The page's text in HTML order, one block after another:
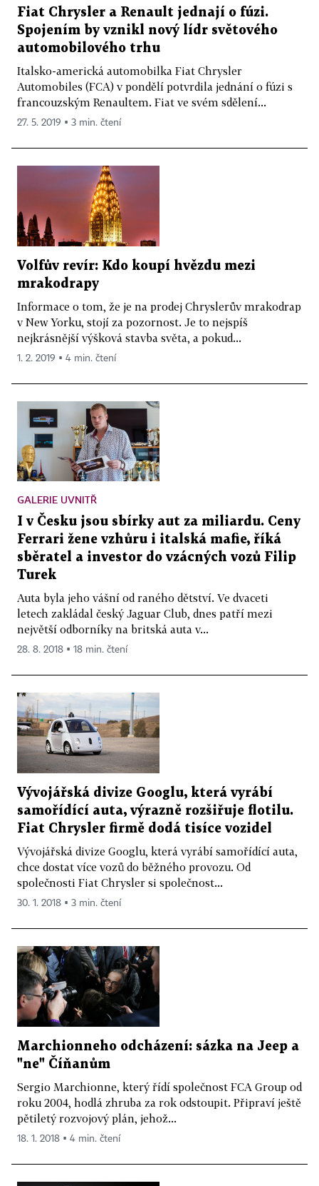
Fiat Chrysler a Renault jednají o fúzi.
Spojením by vznikl nový lídr světového
automobilového trhu
Italsko-americká automobilka Fiat Chrysler
Automobiles (FCA) v pondělí potvrdila jednání o fúzi s
francouzským Renaultem. Fiat ve svém sdělení...
27. 5. 2019 ▪ 3 min. čtení
Volfův revír: Kdo koupí hvězdu mezi
mrakodrapy
Informace o tom, že je na prodej Chryslerův mrakodrap
v New Yorku, stojí za pozornost. Je to nejspíš
nejkrásnější výšková stavba světa, a pokud...
1. 2. 2019 ▪ 4 min. čtení
GALERIE UVNITŘ
I v Česku jsou sbírky aut za miliardu. Ceny
Ferrari žene vzhůru i italská mafie, říká
sběratel a investor do vzácných vozů Filip
Turek
Auta byla jeho vášní od raného dětství. Ve dvaceti
letech zakládal český Jaguar Club, dnes patří mezi
největší odborníky na britská auta v...
28. 8. 2018 ▪ 18 min. čtení
Vývojářská divize Googlu, která vyrábí
samořídící auta, výrazně rozšiřuje flotilu.
Fiat Chrysler firmě dodá tisíce vozidel
Vývojářská divize Googlu, která vyrábí samořídící auta,
chce dostat více vozů do běžného provozu. Od
společnosti Fiat Chrysler si společnost...
30. 1. 2018 ▪ 3 min. čtení
Marchionneho odcházení: sázka na Jeep a
"ne" Číňanům
Sergio Marchionne, který řídí společnost FCA Group od
roku 2004, hodlá zhruba za rok odstoupit. Připraví ještě
pětiletý rozvojový plán, jehož...
18. 1. 2018 ▪ 4 min. čtení